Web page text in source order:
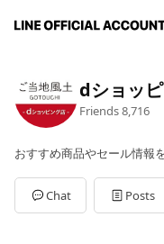
dショッ
Friends8,716
おすすめ商品やセール情報
Chat Posts